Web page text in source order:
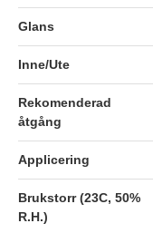
Glans
Inne/Ute
Rekomenderad
åtgång
Applicering
Brukstorr (23C, 50%
R.H.)